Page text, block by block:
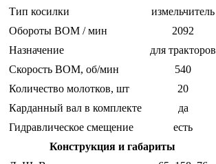
Тип косилки
измельчитель
Обороты ВОМ / мин
2092
Назначение
для тракторов
Скорость ВОМ, об/мин
540
Количество молотков, шт
20
Карданный вал в комплекте
да
Гидравлическое смещение
есть
Конструкция и габариты